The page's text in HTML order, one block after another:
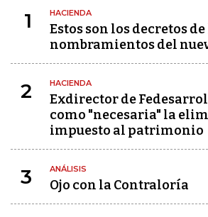
1 HACIENDA
Estos son los decretos
nombramientos del
2 HACIENDA
Exdirector de
como "necesaria" la
impuesto al patrimonio
3 ANÁLISIS
Ojo con la Contraloría